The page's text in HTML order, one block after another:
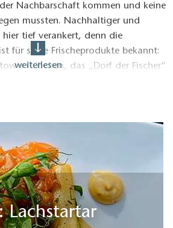
Nachbarschaft kommen und keine
mussten. Nachhaltiger und
hier tief verankert, denn die
für seine Frischeprodukte bekannt:
Rübchen, das „Dorf der Fischer“
regionalen Gerichte auf den Tellern
weiterlesen
Lachstartar